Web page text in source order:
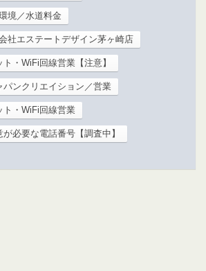
境／水道料金
社エステートデザイン茅ヶ崎店
・WiFi回線営業【注意】
パンクリエイション／営業
ト・WiFi回線営業
必要な電話番号【調査中】